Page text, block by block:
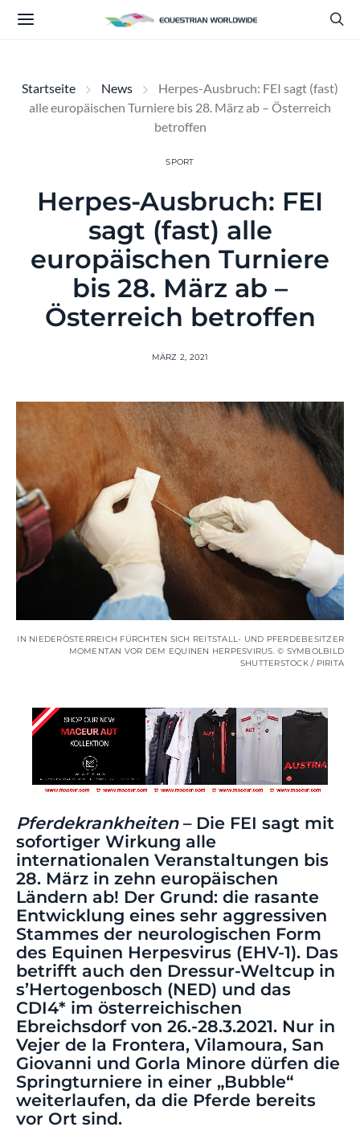
Startseite News
Herpes-Ausbruch: FEI sagt (fast)
alle europäischen Turniere bis 28. März ab – Österreich
betroffen
SPORT
Herpes-Ausbruch: FEI
sagt (fast) alle
europäischen Turniere
bis 28. März ab –
Österreich betroffen
MÄRZ 2, 2021
IN NIEDERÖSTERREICH FÜRCHTEN SICH REITSTALL- UND PFERDEBESITZER
MOMENTAN VOR DEM EQUINEN HERPESVIRUS. © SYMBOLBILD
SHUTTERSTOCK / PIRITA
Pferdekrankheiten– Die FEI sagt mit
sofortiger Wirkung alle
internationalen Veranstaltungen bis
28. März in zehn europäischen
Ländern ab! Der Grund: die rasante
Entwicklung eines sehr aggressiven
Stammes der neurologischen Form
des Equinen Herpesvirus (EHV-1). Das
betrifft auch den Dressur-Weltcup in
s’Hertogenbosch (NED) und das
CDI4* im österreichischen
Ebreichsdorf von 26.-28.3.2021. Nur in
Vejer de la Frontera, Vilamoura, San
Giovanni und Gorla Minore dürfen die
Springturniere in einer „Bubble“
weiterlaufen, da die Pferde bereits
vor Ort sind.